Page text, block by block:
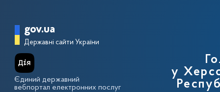
Головна сторінка Державної
gov.ua
Державні сайти України
Єдиний державний
вебпортал електронних послуг
у